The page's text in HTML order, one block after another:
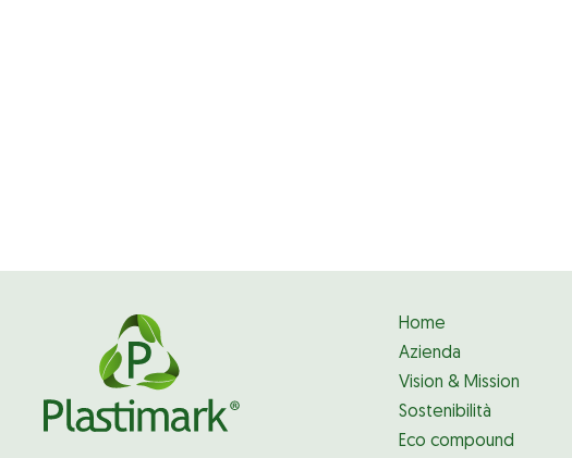
Home
Azienda
Vision & Mission
Sostenibilità
Eco compound